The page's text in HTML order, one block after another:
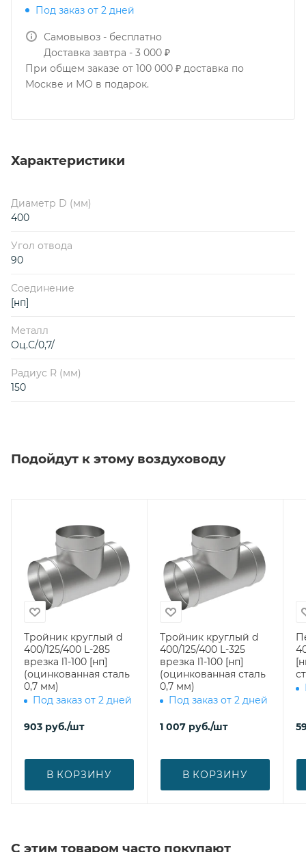
Под заказ от 2 дней
Самовывоз - бесплатно
Доставка завтра - 3 000 ₽
При общем заказе от 100 000 ₽ доставка по
Москве и МО в подарок.
Характеристики
Диаметр D (мм)
400
Угол отвода
90
Соединение
[нп]
Металл
Оц.С/0,7/
Радиус R (мм)
150
Подойдут к этому воздуховоду
Тройник круглый d
400/125/400 L-285
врезка l1-100 [нп]
(оцинкованная сталь
0,7 мм)
Под заказ от 2 дней
903 руб./шт
В КОРЗИНУ
Тройник круглый d
400/125/400 L-325
врезка l1-100 [нп]
(оцинкованная сталь
0,7 мм)
Под заказ от 2 дней
1 007 руб./шт
В КОРЗИНУ
С этим товаром часто покупают